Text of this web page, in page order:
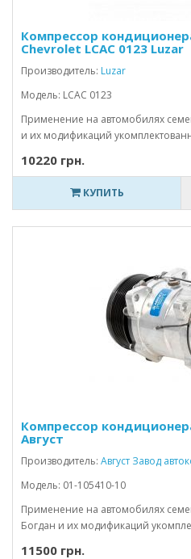
Компрессор
Chevrolet LCAC 0123 Luzar
Производитель: Luzar
Модель: LCAC 0123
Применение на автомобилях
и их модификаций
10220 грн.
КУПИТЬ
Компрессор
Август
Производитель: Август Завод
Модель: 01-105410-10
Применение на автомобилях
Богдан и их модификаций
11500 грн.